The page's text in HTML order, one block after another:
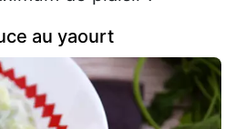
au yaourt